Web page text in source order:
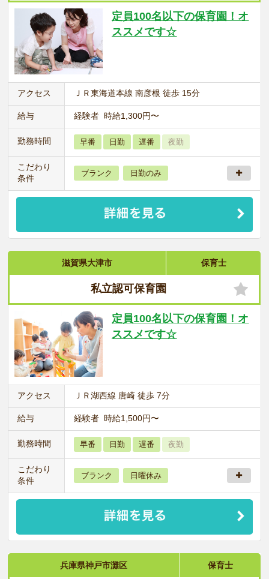
定員100名以下の保育園！オ
ススメです☆
アクセス ＪＲ東海道本線 南彦根 徒歩 15分
給与 経験者 時給1,300円〜
勤務時間 早番 日勤 遅番 夜勤
こだわり
条件
ブランク 日勤のみ
滋賀県大津市 保育士
私立認可保育園
定員100名以下の保育園！オ
ススメです☆
アクセス ＪＲ湖西線 唐崎 徒歩 7分
給与 経験者 時給1,500円〜
勤務時間 早番 日勤 遅番 夜勤
こだわり
条件
ブランク 日曜休み
兵庫県神戸市灘区 保育士